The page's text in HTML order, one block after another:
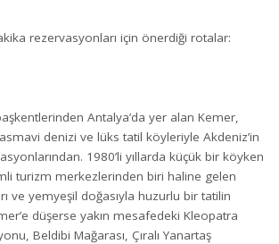
rezervasyonları için önerdiği rotalar:
Antalya’da yer alan Kemer,
denizi ve lüks tatil köyleriyle Akdeniz’in
1980’li yıllarda küçük bir köyken
turizm merkezlerinden biri haline gelen
ve yemyeşil doğasıyla huzurlu bir tatilin
düşerse yakın mesafedeki Kleopatra
Beldibi Mağarası, Çıralı Yanartaş